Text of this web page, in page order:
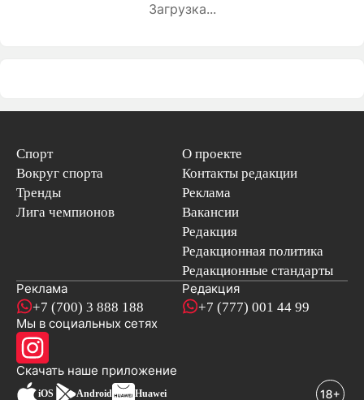
Загрузка...
Спорт
Вокруг спорта
Тренды
Лига чемпионов
О проекте
Контакты редакции
Реклама
Вакансии
Редакция
Редакционная политика
Редакционные стандарты
Реклама
+7 (700) 3 888 188
Редакция
+7 (777) 001 44 99
Мы в социальных сетях
Скачать наше приложениеновостей
iOS Android Huawei